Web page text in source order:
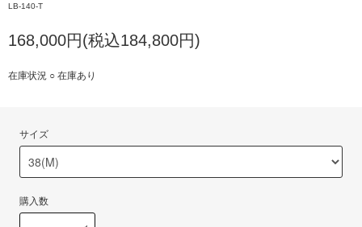
LB-140-T
168,000円(税込184,800円)
在庫状況 ○ 在庫あり
サイズ
購入数